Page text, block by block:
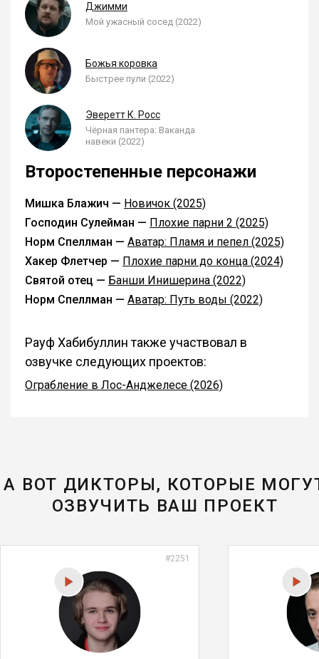
Джимми
Мой ужасный сосед (2022)
Божья коровка
Быстрее пули (2022)
Эверетт К. Росс
Чёрная пантера: Ваканда
навеки (2022)
Второстепенные персонажи
Мишка Блажич — Новичок (2025)
Господин Сулейман — Плохие парни 2 (2025)
Норм Спеллман — Аватар: Пламя и пепел (2025)
Хакер Флетчер — Плохие парни до конца (2024)
Святой отец — Банши Инишерина (2022)
Норм Спеллман — Аватар: Путь воды (2022)
Рауф Хабибуллин также участвовал в
озвучке следующих проектов:
Ограбление в Лос-Анджелесе (2026)
А ВОТ ДИКТОРЫ, КОТОРЫЕ
ОЗВУЧИТЬ ВАШ ПРОЕКТ
#2251